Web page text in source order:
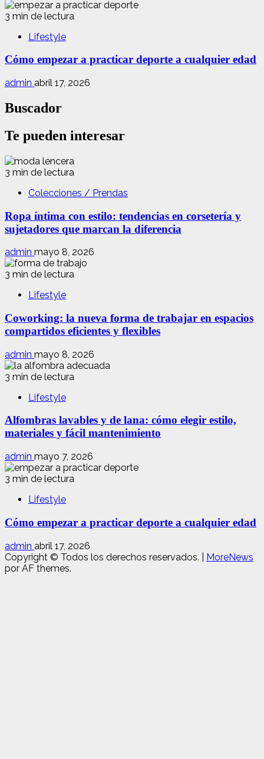
3 min de lectura
Lifestyle
Cómo empezar a practicar deporte a cualquier edad
admin abril 17, 2026
Buscador
Te pueden interesar
3 min de lectura
Colecciones / Prendas
Ropa íntima con estilo: tendencias en corsetería y
sujetadores que marcan la diferencia
admin mayo 8, 2026
3 min de lectura
Lifestyle
Coworking: la nueva forma de trabajar en espacios
compartidos eficientes y flexibles
admin mayo 8, 2026
3 min de lectura
Lifestyle
Alfombras lavables y de lana: cómo elegir estilo,
materiales y fácil mantenimiento
admin mayo 7, 2026
3 min de lectura
Lifestyle
Cómo empezar a practicar deporte a cualquier edad
admin abril 17, 2026
Copyright © Todos los derechos reservados.
MoreNews
por AF themes.